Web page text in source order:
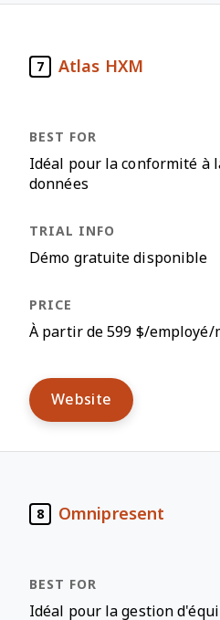
7 Atlas HXM
Idéal pour la conformité à
données
Démo gratuite disponible
À partir de 599 $/employé/
Website
8 Omnipresent
Idéal pour la gestion